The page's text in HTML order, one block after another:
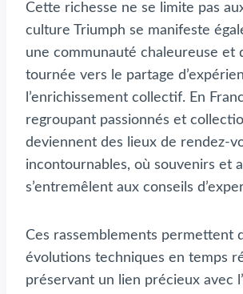
Cette richesse ne se limite pas
culture Triumph se manifeste
une communauté chaleureuse et
tournée vers le partage
l’enrichissement collectif. En
regroupant passionnés et
deviennent des lieux de rendez-
incontournables, où souvenirs et
s’entremêlent aux conseils
Ces rassemblements permettent
évolutions techniques en temps
préservant un lien précieux avec